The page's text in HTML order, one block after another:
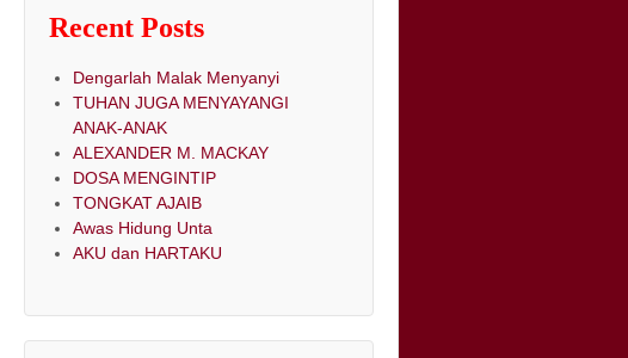
Recent Posts
Dengarlah Malak Menyanyi
TUHAN JUGA MENYAYANGI
ANAK-ANAK
ALEXANDER M. MACKAY
DOSA MENGINTIP
TONGKAT AJAIB
Awas Hidung Unta
AKU dan HARTAKU